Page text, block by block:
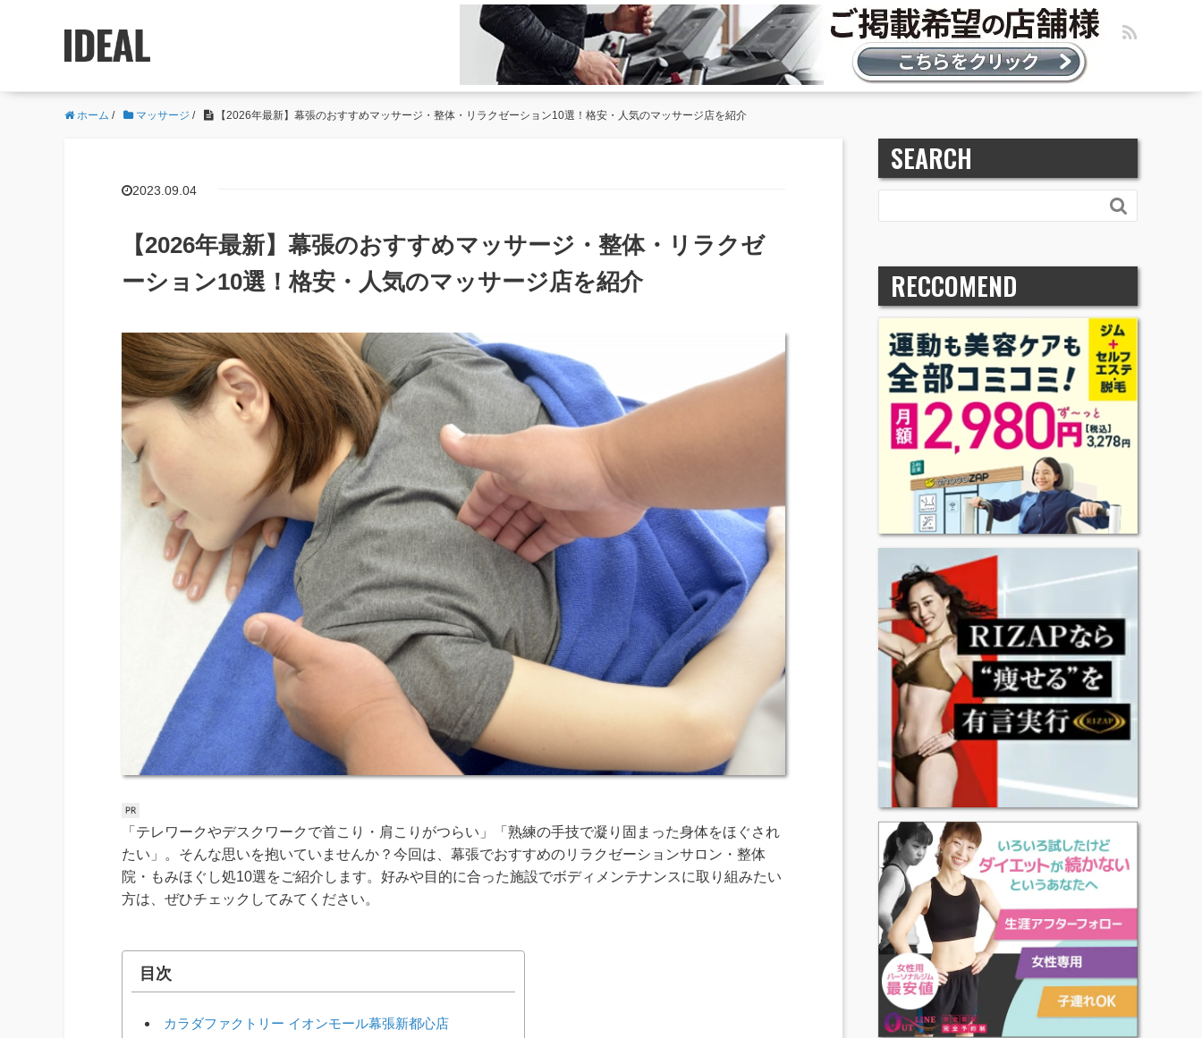
ホーム / マッサージ / 【2026年最新】幕張のおすすめマッサージ・整体・リラクゼーション10選！格安・人気のマッサージ店を紹介
2023.09.04
【2026年最新】幕張のおすすめマッサージ・整体・リラクゼ
ーション10選！格安・人気のマッサージ店を紹介
「テレワークやデスクワークで首こり・肩こりがつらい」「熟練の手技で凝り固まった身体をほぐされ
たい」。そんな思いを抱いていませんか？今回は、幕張でおすすめのリラクゼーションサロン・整体
院・もみほぐし処10選をご紹介します。好みや目的に合った施設でボディメンテナンスに取り組みたい
方は、ぜひチェックしてみてください。
目次
カラダファクトリー イオンモール幕張新都心店
SEARCH

RECCOMEND